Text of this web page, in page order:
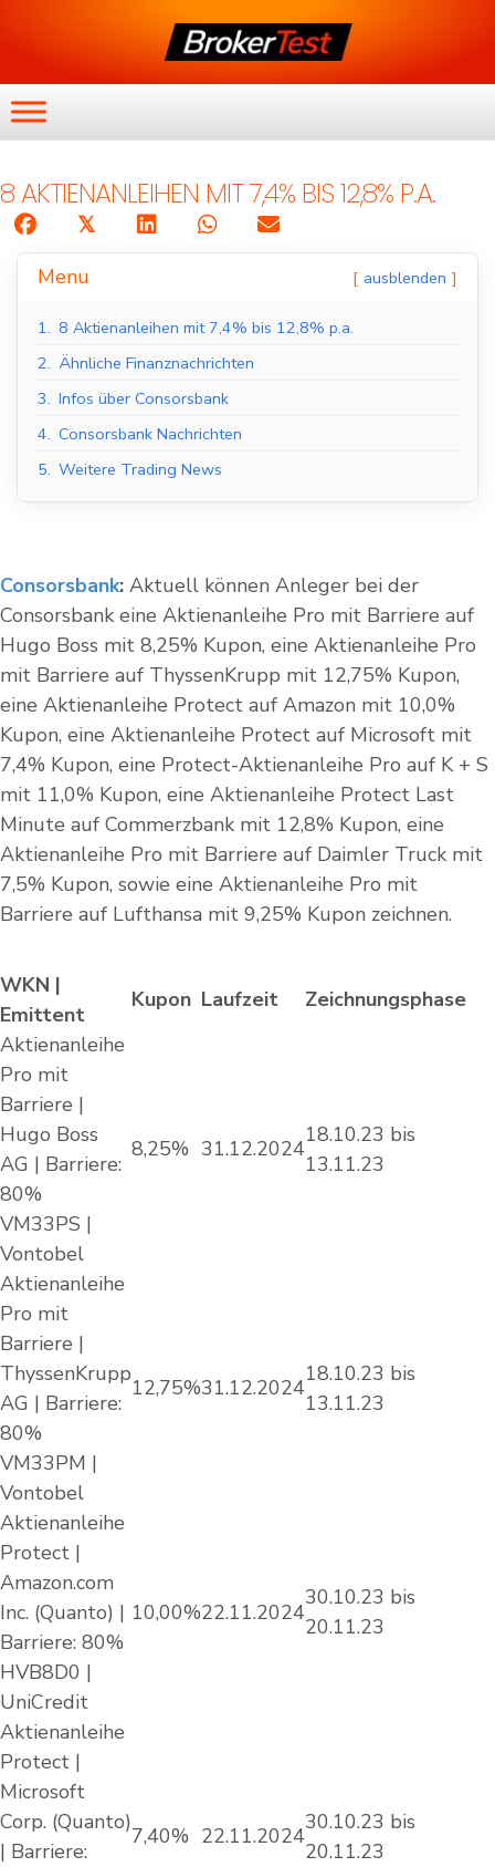
8 AKTIENANLEIHEN MIT 7,4% BIS 12,8% P.A.
𝕏
Menu ausblenden
1. 8 Aktienanleihen mit 7,4% bis 12,8% p.a.
2. Ähnliche Finanznachrichten
3. Infos über Consorsbank
4. Consorsbank Nachrichten
5. Weitere Trading News
Consorsbank: Aktuell können Anleger bei der
Consorsbank eine Aktienanleihe Pro mit Barriere auf
Hugo Boss mit 8,25% Kupon, eine Aktienanleihe Pro
mit Barriere auf ThyssenKrupp mit 12,75% Kupon,
eine Aktienanleihe Protect auf Amazon mit 10,0%
Kupon, eine Aktienanleihe Protect auf Microsoft mit
7,4% Kupon, eine Protect-Aktienanleihe Pro auf K + S
mit 11,0% Kupon, eine Aktienanleihe Protect Last
Minute auf Commerzbank mit 12,8% Kupon, eine
Aktienanleihe Pro mit Barriere auf Daimler Truck mit
7,5% Kupon, sowie eine Aktienanleihe Pro mit
Barriere auf Lufthansa mit 9,25% Kupon zeichnen.
WKN |
Emittent
Kupon Laufzeit
Zeichnungsphase
Aktienanleihe
Pro mit
Barriere |
Hugo Boss
AG | Barriere:
80%
VM33PS |
Vontobel
8,25% 31.12.2024
18.10.23 bis
13.11.23
Aktienanleihe
Pro mit
Barriere |
ThyssenKrupp
AG | Barriere:
80%
VM33PM |
Vontobel
12,75%31.12.2024
18.10.23 bis
13.11.23
Aktienanleihe
Protect |
Amazon.com
Inc. (Quanto) |
Barriere: 80%
HVB8D0 |
UniCredit
10,00%22.11.2024
30.10.23 bis
20.11.23
Aktienanleihe
Protect |
Microsoft
Corp. (Quanto)
| Barriere:
7,40% 22.11.2024
30.10.23 bis
20.11.23